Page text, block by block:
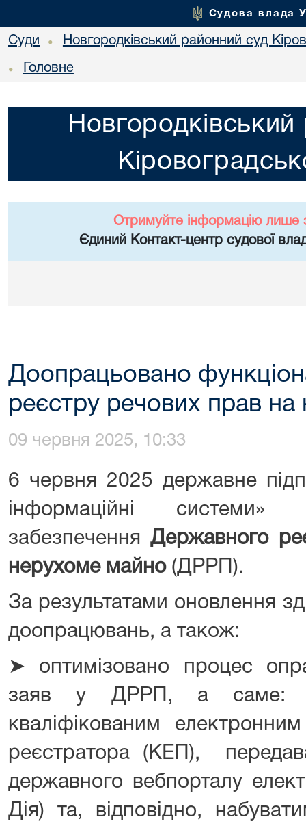
Судова влада
Суди • Новгородківський районний суд
• Головне
Отримуйте інформацію лише
Єдиний Контакт-центр судової
Доопрацьовано
реєстру речових прав
09 червня 2025, 10:33
6 червня 2025 державне
інформаційні системи»
забезпеченняДержавного
нерухоме майно(ДРРП).
За результатами оновлення
доопрацювань, а також:
➤ оптимізовано процес
заяв у ДРРП, а
кваліфікованим
реєстратора (КЕП),
державного вебпорталу
Дія) та, відповідно,